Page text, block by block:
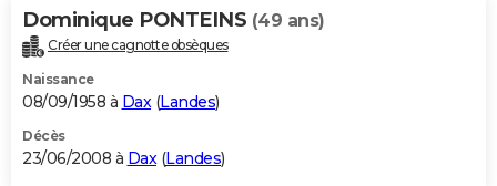
Dominique PONTEINS (49 ans)
Créer une cagnotte obsèques
Naissance
08/09/1958 à Dax(Landes)
Décès
23/06/2008 à Dax(Landes)